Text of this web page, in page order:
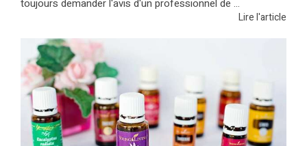
toujours demander l'avis d'un professionnel de ...
Lire l'article